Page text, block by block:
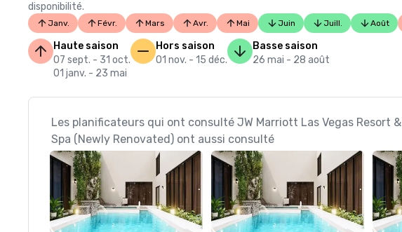
disponibilité.
Janv. Févr. Mars Avr. Mai Juin Juill. Août
Haute saison
07 sept. - 31 oct.
01 janv. - 23 mai
Hors saison
01 nov. - 15 déc.
Basse saison
26 mai - 28 août
Les planificateurs qui ont consulté JW Marriott Las Vegas Resort &
Spa (Newly Renovated) ont aussi consulté